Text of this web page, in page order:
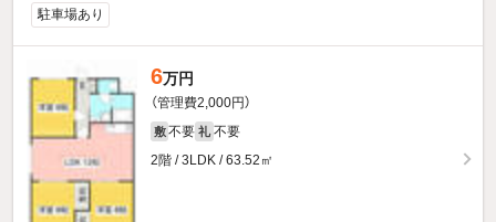
駐車場あり
6万円
（管理費2,000円）
敷 不要 礼 不要
2階 / 3LDK / 63.52㎡